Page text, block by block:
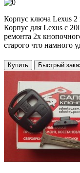
Корпус ключа Lexus
Корпус для Lexus с
ремонта 2x
старого что намного
Купить